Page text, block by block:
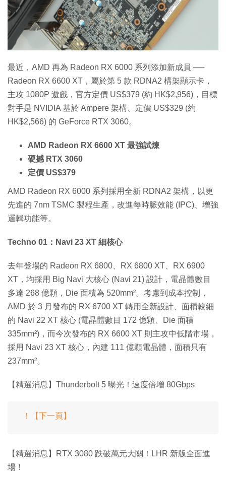
最近，AMD 再為 Radeon RX 6000 系列添加新成員 ──
Radeon RX 6600 XT，屬於第 5 款 RDNA2 構架顯示卡，
主攻 1080P 遊戲，官方定價 US$379 (約 HK$2,956)，目標
對手是 NVIDIA 基於 Ampere 架構、定價 US$329 (約
HK$2,566) 的 GeForce RTX 3060。
AMD Radeon RX 6600 XT 最強試煉
硬撼 RTX 3060
定價 US$379
AMD Radeon RX 6000 系列採用全新 RDNA2 架構，以更
先進的 7nm TSMC 製程生產，改進每時脈效能 (IPC)、增強
邏輯功能等。
Techno 01：Navi 23 XT 細核心
去年登場的 Radeon RX 6800、RX 6800 XT、RX 6900
XT，均採用 Big Navi 大核心 (Navi 21) 設計，電晶體數目
多達 268 億顆，Die 面積為 520mm²。考慮到成本控制，
AMD 於 3 月發布的 RX 6700 XT 轉用全新設計、面積較細
的 Navi 22 XT 核心 (電晶體數目 172 億顆、Die 面積
335mm²)，而今次發布的 RX 6600 XT 則主攻中低階市場，
採用 Navi 23 XT 核心，內建 111 億顆電晶體，面積只有
237mm²。
【精選消息】Thunderbolt 5 曝光！速度倍增 80Gbps
！【下一頁】
【精選消息】RTX 3080 跌破萬元大關！LHR 新版全面進
場！